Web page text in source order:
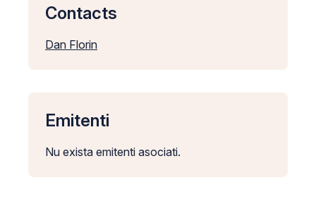
Contacts
Dan Florin
Emitenti
Nu exista emitenti asociati.